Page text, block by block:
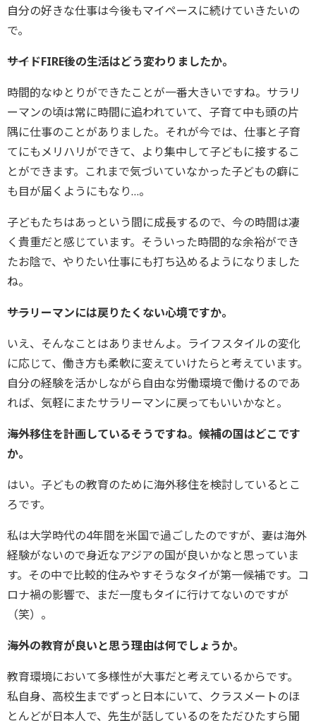
自分の好きな仕事は今後もマイペースに続けていきたいの
で。
――サイドFIRE後の生活はどう変わりましたか。
時間的なゆとりができたことが一番大きいですね。サラリ
ーマンの頃は常に時間に追われていて、子育て中も頭の片
隅に仕事のことがありました。それが今では、仕事と子育
てにもメリハリができて、より集中して子どもに接するこ
とができます。これまで気づいていなかった子どもの癖に
も目が届くようにもなり…。
子どもたちはあっという間に成長するので、今の時間は凄
く貴重だと感じています。そういった時間的な余裕ができ
たお陰で、やりたい仕事にも打ち込めるようになりました
ね。
――サラリーマンには戻りたくない心境ですか。
いえ、そんなことはありませんよ。ライフスタイルの変化
に応じて、働き方も柔軟に変えていけたらと考えています。
自分の経験を活かしながら自由な労働環境で働けるのであ
れば、気軽にまたサラリーマンに戻ってもいいかなと。
――海外移住を計画しているそうですね。候補の国はどこです
か。
はい。子どもの教育のために海外移住を検討しているとこ
ろです。
私は大学時代の4年間を米国で過ごしたのですが、妻は海外
経験がないので身近なアジアの国が良いかなと思っていま
す。その中で比較的住みやすそうなタイが第一候補です。コ
ロナ禍の影響で、まだ一度もタイに行けてないのですが
（笑）。
――海外の教育が良いと思う理由は何でしょうか。
教育環境において多様性が大事だと考えているからです。
私自身、高校生までずっと日本にいて、クラスメートのほ
とんどが日本人で、先生が話しているのをただひたすら聞